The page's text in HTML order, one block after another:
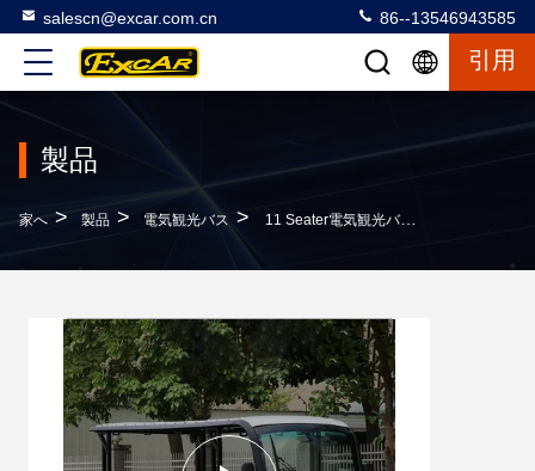
salescn@excar.com.cn 86--13546943585
引用
製品
家へ > 製品 > 電気観光バス > 11 Seater電気観光バス7.5KW KDSモーターに1年の保証銀を着せて下さい